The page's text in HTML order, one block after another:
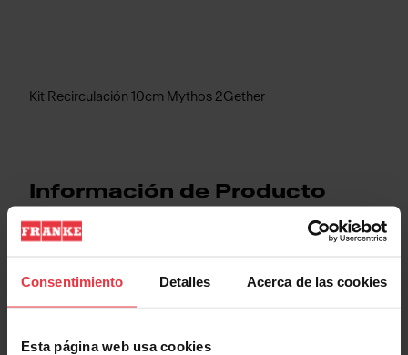
Consentimiento Detalles Acerca de las cookies
Esta página web usa cookies
Kit Recirculación 10cm Mythos 2Gether
Información de Producto
Aspecto
EAN/UPC